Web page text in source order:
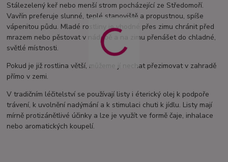
Stálezelený keř nebo menší strom pocházející ze Středomoří.
Vavřín preferuje slunné, teplé stanoviště a propustnou, spíše
vápenitou půdu. Mladé rostliny je vhodné přes zimu chránit před
mrazem nebo pěstovat v nádobě a na zimu přenášet do chladné,
světlé místnosti.
Pokud je již rostlina větší, můžeme jí nechat přezimovat v zahradě
přímo v zemi.
V tradičním léčitelství se používají listy i éterický olej k podpoře
trávení, k uvolnění nadýmání a k stimulaci chuti k jídlu. Listy mají
mírně protizánětlivé účinky a lze je využít ve formě čaje, inhalace
nebo aromatických koupelí.